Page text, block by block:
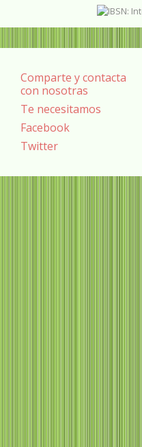
Comparte y contacta
con nosotras
Te necesitamos
Facebook
Twitter